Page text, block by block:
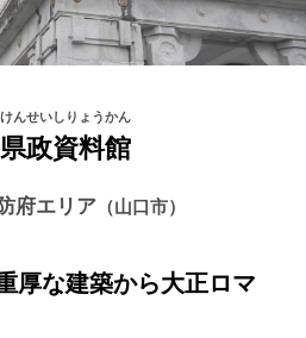
政資料館
府エリア 山口市
厚な建築から大正ロマ